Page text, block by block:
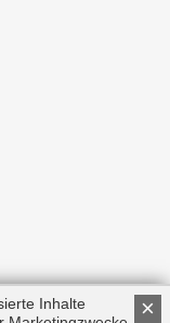
×
Inhalte